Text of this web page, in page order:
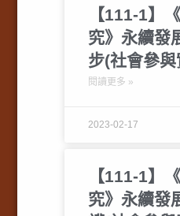
【111-1】
究》永續發
步(社會參
閱讀更多 »
2023-02-17
【111-1】
究》永續發